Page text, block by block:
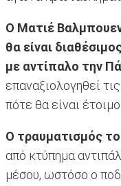
Ο Ματιέ
θα είναι
με αντίπαλο την
επαναξιολογηθεί
πότε θα είναι
Ο τραυματισμός
από κτύπημα
μέσου, ωστόσο ο